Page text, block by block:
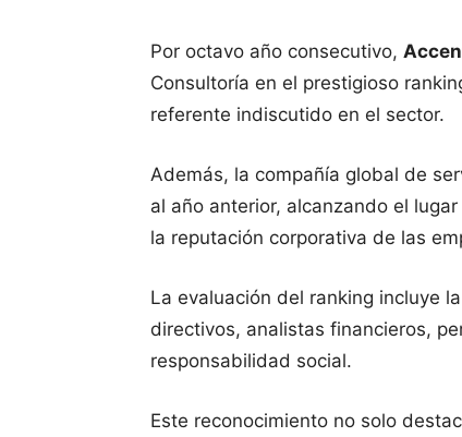
Por octavo año consecutivo,
Consultoría en el prestigioso
referente indiscutido en el sector.
Además, la compañía global de
al año anterior, alcanzando el
la reputación corporativa de las
La evaluación del ranking incluye
directivos, analistas financieros,
responsabilidad social.
Este reconocimiento no solo